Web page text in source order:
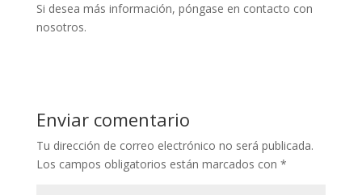
Si desea más información, póngase en contacto con
nosotros.
Enviar comentario
Tu dirección de correo electrónico no será publicada.
Los campos obligatorios están marcados con *